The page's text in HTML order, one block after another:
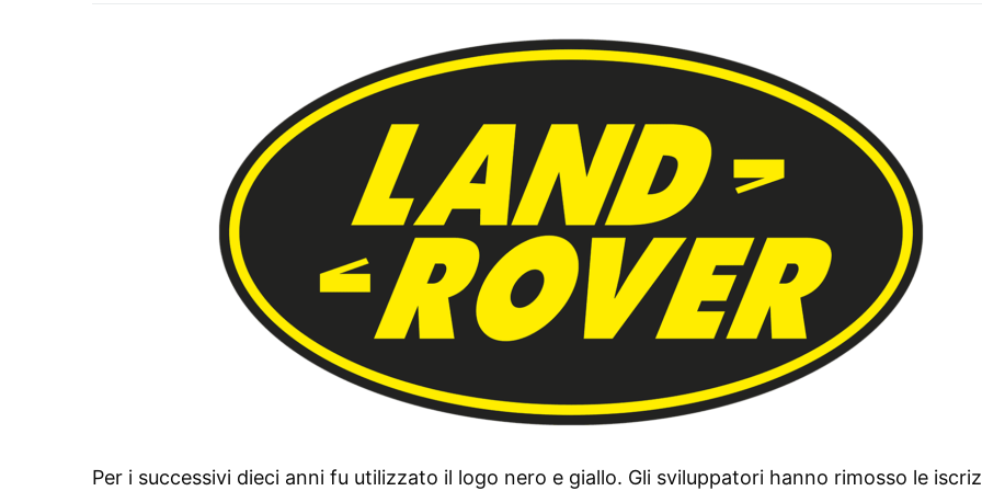
Per i successivi dieci anni fu utilizzato il logo nero e giallo. Gli sviluppatori hanno rimosso le